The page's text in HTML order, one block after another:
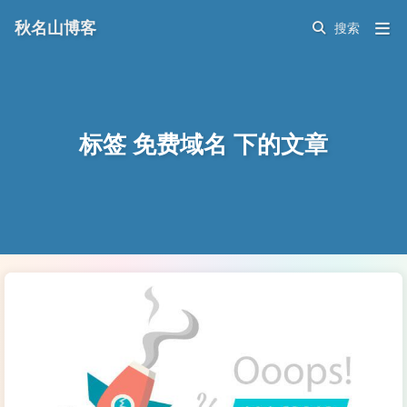
标签 免费域名 下的文章
秋名山博客